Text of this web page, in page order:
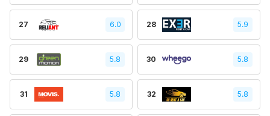
27 6.0 28 5.9
29 5.8 30 5.8
31 5.8 32 5.8